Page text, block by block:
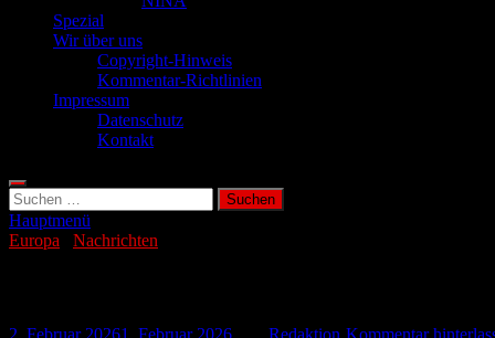
Spezial
Wir über uns
Copyright-Hinweis
Kommentar-Richtlinien
Impressum
Datenschutz
Kontakt
Suchen
nach:
Hauptmenü
Europa
Nachrichten
2. Februar 20261. Februar 2026 Redaktion Kommentar